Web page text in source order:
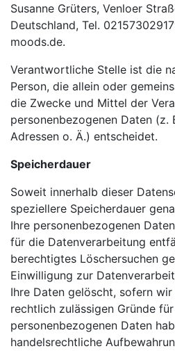
Susanne Grüters, Venloer
Deutschland, Tel.
moods.de.
Verantwortliche Stelle ist die
Person, die allein oder
die Zwecke und Mittel der
personenbezogenen Daten (z.
Adressen o. Ä.) entscheidet.
Speicherdauer
Soweit innerhalb dieser
speziellere Speicherdauer
Ihre personenbezogenen
für die Datenverarbeitung
berechtigtes Löschersuchen
Einwilligung zur
Ihre Daten gelöscht, sofern
rechtlich zulässigen Gründe
personenbezogenen Daten
handelsrechtliche